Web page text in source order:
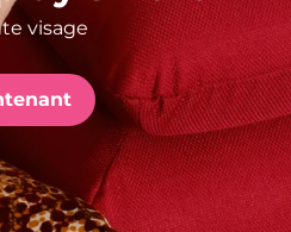
visage
Set